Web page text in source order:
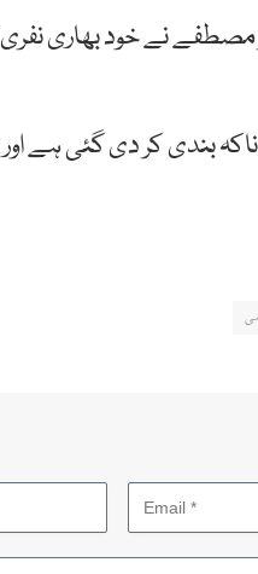
نے خود بھاری
بندی کر دی گئی ہے